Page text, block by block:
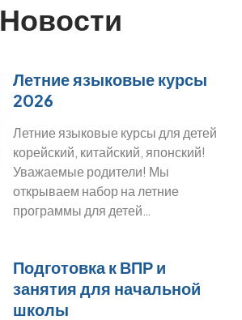
Новости
Летние языковые курсы
2026
Летние языковые курсы для детей
корейский, китайский, японский!
Уважаемые родители! Мы
открываем набор на летние
программы для детей…
Подготовка к ВПР и
занятия для начальной
школы